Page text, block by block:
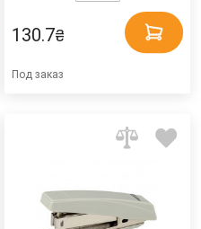
130.7₴
Под заказ